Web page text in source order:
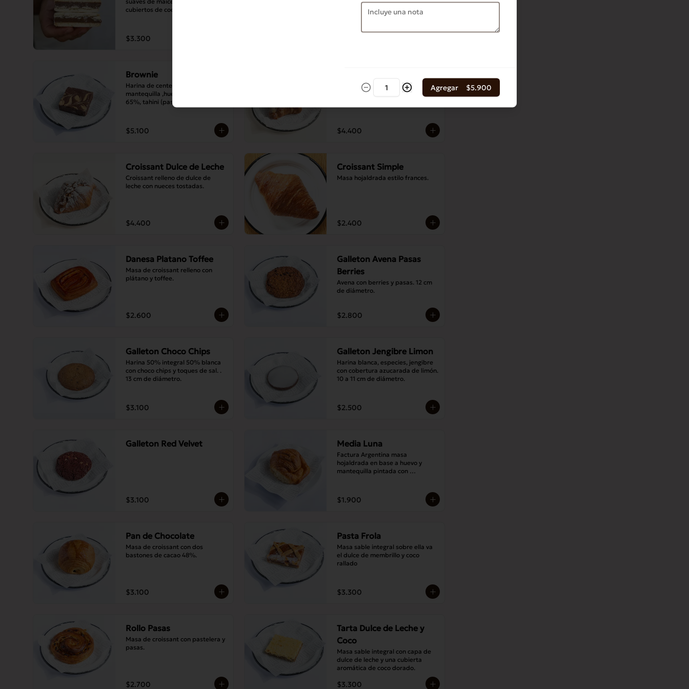
cubiertos de coco rallado.
$3.300
naranja, azúcar.
Brownie
Harina de centeno, harina blanca,
mantequilla ,huevo, chocolate de
65%, tahini (pasta de sésamo).
$5.100
Croissant relleno de praliné de
almendras con sirope de naranja
$4.400
Croissant Dulce de Leche
Croissant relleno de dulce de
leche con nueces tostadas.
$4.400
Croissant Simple
Masa hojaldrada estilo frances.
$2.400
Danesa Platano Toffee
Masa de croissant relleno con
plátano y toffee.
$2.600
Galleton Avena Pasas
Berries
Avena con berries y pasas. 12 cm
de diámetro.
$2.800
Galleton Choco Chips
Harina 50% integral 50% blanca
con choco chips y toques de sal. .
13 cm de diámetro.
$3.100
Galleton Jengibre Limon
Harina blanca, especies, jengibre
con cobertura azucarada de limón.
10 a 11 cm de diámetro.
$2.500
Galleton Red Velvet
$3.100
Media Luna
Factura Argentina masa
hojaldrada en base a huevo y
mantequilla pintada con
$1.900
Pan de Chocolate
Masa de croissant con dos
bastones de cacao 48%.
$3.100
Pasta Frola
Masa sable integral sobre ella va
el dulce de membrillo y coco
rallado
$3.300
Rollo Pasas
Masa de croissant con pastelera y
pasas.
$2.700
Tarta Dulce de Leche y
Coco
Masa sable integral con capa de
dulce de leche y una cubierta
aromática de coco dorado.
$3.300
Agregar $5.900